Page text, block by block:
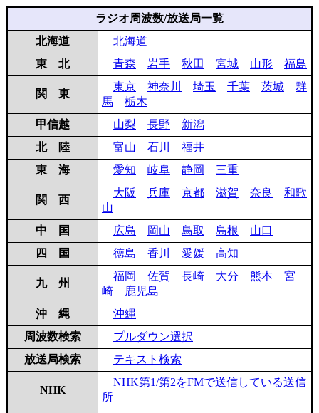
ラジオ周波数/放送局一覧
北海道
北海道
東 北
青森 岩手 秋田 宮城 山形 福島
関 東
東京 神奈川 埼玉 千葉 茨城
群
馬
栃木
甲信越
山梨 長野
新潟
北 陸
富山 石川
福井
東 海
愛知 岐阜 静岡 三重
関 西
大阪 兵庫 京都 滋賀 奈良
和歌
山
中 国
広島 岡山 鳥取 島根
山口
四 国
徳島 香川 愛媛 高知
九 州
福岡 佐賀 長崎 大分 熊本
宮
崎
鹿児島
沖 縄
沖縄
周波数検索
プルダウン選択
放送局検索
テキスト検索
NHK
NHK第1/第2をFMで送信している送信
所